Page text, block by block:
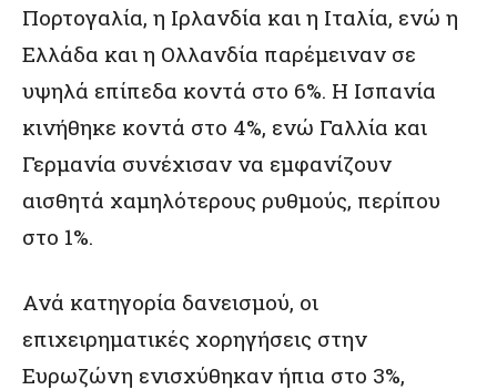
Πορτογαλία, η Ιρλανδία και η Ιταλία, ενώ η
Ελλάδα και η Ολλανδία παρέμειναν σε
υψηλά επίπεδα κοντά στο 6%. Η Ισπανία
κινήθηκε κοντά στο 4%, ενώ Γαλλία και
Γερμανία συνέχισαν να εμφανίζουν
αισθητά χαμηλότερους ρυθμούς, περίπου
στο 1%.
Ανά κατηγορία δανεισμού, οι
επιχειρηματικές χορηγήσεις στην
Ευρωζώνη ενισχύθηκαν ήπια στο 3%,